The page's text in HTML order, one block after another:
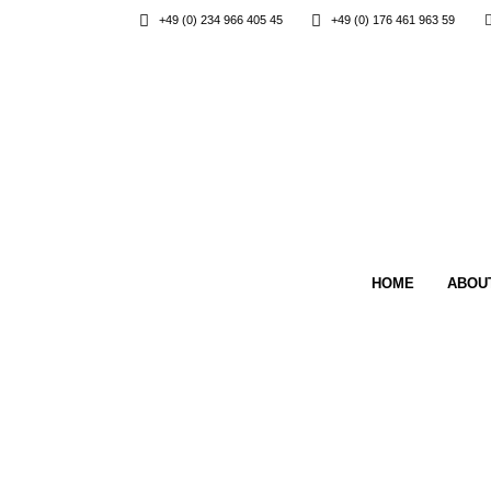
+49 (0) 234 966 405 45 +49 (0) 176 461 963 59
HOME